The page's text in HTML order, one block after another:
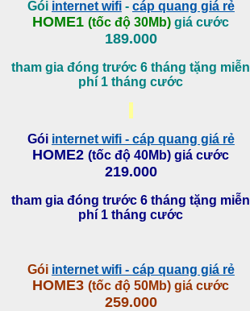
Gói internet wifi- cáp quang giá rẻ
HOME1(tốc độ 30Mb) giá cước
189.000
tham gia đóng trước 6 tháng tặng miễn
phí 1 tháng cước
Gói internet wifi - cáp quang giá rẻ
HOME2(tốc độ 40Mb) giá cước
219.000
tham gia đóng trước 6 tháng tặng miễn
phí 1 tháng cước
Gói internet wifi - cáp quang giá rẻ
HOME3(tốc độ 50Mb) giá cước
259.000